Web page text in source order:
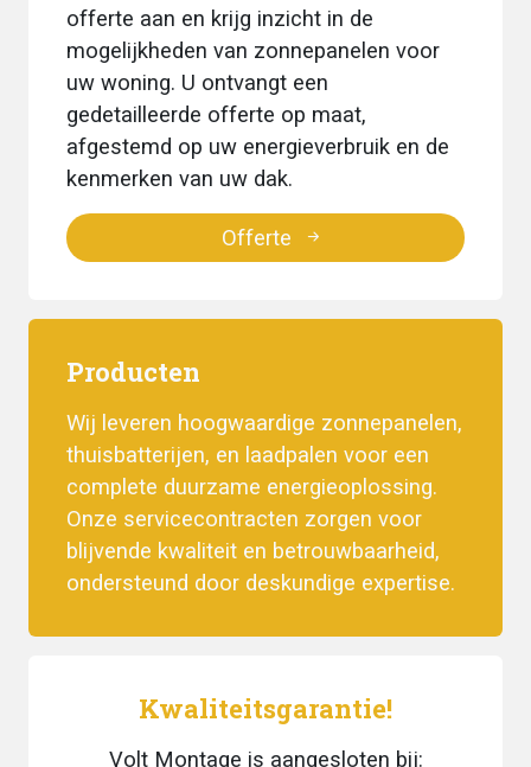
offerte aan en krijg inzicht in de
mogelijkheden van zonnepanelen voor
uw woning. U ontvangt een
gedetailleerde offerte op maat,
afgestemd op uw energieverbruik en de
kenmerken van uw dak.
Offerte
Producten
Wij leveren hoogwaardige zonnepanelen,
thuisbatterijen, en laadpalen voor een
complete duurzame energieoplossing.
Onze servicecontracten zorgen voor
blijvende kwaliteit en betrouwbaarheid,
ondersteund door deskundige expertise.
Kwaliteitsgarantie!
Volt Montage is aangesloten bij: